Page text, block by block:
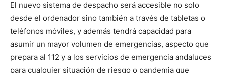
El nuevo sistema de despacho será accesible no solo
desde el ordenador sino también a través de tabletas o
teléfonos móviles, y además tendrá capacidad para
asumir un mayor volumen de emergencias, aspecto que
prepara al 112 y a los servicios de emergencia andaluces
para cualquier situación de riesgo o pandemia que